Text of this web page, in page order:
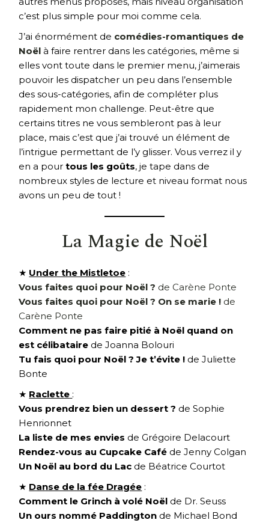
c’est plus simple pour moi comme cela.
J’ai énormément de comédies-romantiques de
Noël à faire rentrer dans les catégories, même si
elles vont toute dans le premier menu, j’aimerais
pouvoir les dispatcher un peu dans l’ensemble
des sous-catégories, afin de compléter plus
rapidement mon challenge. Peut-être que
certains titres ne vous sembleront pas à leur
place, mais c’est que j’ai trouvé un élément de
l’intrigue permettant de l’y glisser. Vous verrez il y
en a pourtous les goûts, je tape dans de
nombreux styles de lecture et niveau format nous
avons un peu de tout !
La Magie de Noël
★ Under the Mistletoe :
Vous faites quoi pour Noël ? de Carène Ponte
Vous faites quoi pour Noël ? On se marie ! de
Carène Ponte
Comment ne pas faire pitié à Noël quand on
est célibataire de Joanna Bolouri
Tu fais quoi pour Noël ? Je t’évite ! de Juliette
Bonte
★ Raclette :
Vous prendrez bien un dessert ? de Sophie
Henrionnet
La liste de mes envies de Grégoire Delacourt
Rendez-vous au Cupcake Café de Jenny Colgan
Un Noël au bord du Lac de Béatrice Courtot
★ Danse de la fée Dragée :
Comment le Grinch à volé Noël de Dr. Seuss
Un ours nommé Paddington de Michael Bond